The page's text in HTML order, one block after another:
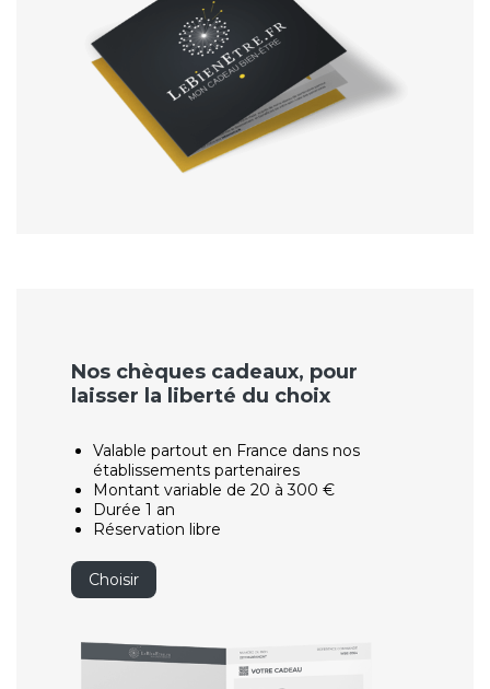
Nos chèques cadeaux, pour
laisser la liberté du choix
Valable partout en France dans nos
établissements partenaires
Montant variable de 20 à 300 €
Durée 1 an
Réservation libre
Choisir